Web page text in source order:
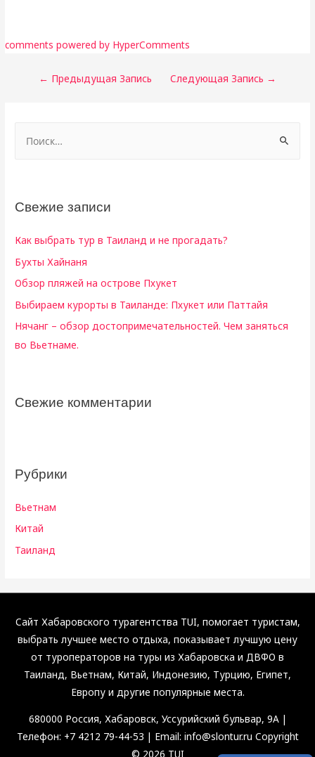
comments powered by HyperComments
Навигация
← Предыдущая Запись Следующая Запись →
и
Свежие записи
Как выбрать тур в Таиланд и не прогадать?
Бухты Хайнаня
Обзор пляжей на острове Пхукет
Выбираем курорты в Таиланде: Пхукет или Паттайя
Нячанг – обзор достопримечательностей. Чем заняться
во Вьетнаме.
Свежие комментарии
Рубрики
Вьетнам
Китай
Таиланд
Сайт Хабаровского турагентства TUI, помогает туристам,
выбрать лучшее место отдыха, показывает лучшую цену
от туроператоров на туры из Хабаровска и ДВФО в
Таиланд, Вьетнам, Китай, Индонезию, Турцию, Египет,
Европу и другие популярные места.
680000 Россия, Хабаровск, Уссурийский бульвар, 9А |
Телефон: +7 4212 79-44-53 | Email: info@slontur.ru Copyright
© 2026 TUI